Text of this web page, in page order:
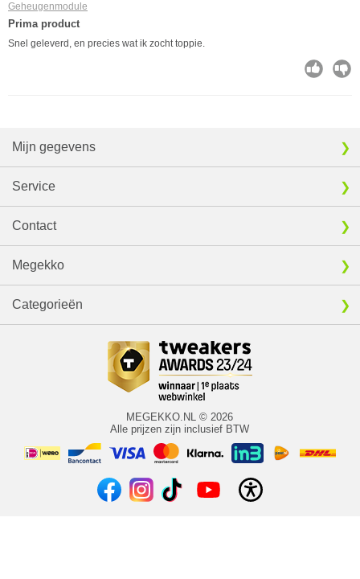
Geheugenmodule
Prima product
Snel geleverd, en precies wat ik zocht toppie.
Mijn gegevens
Service
Contact
Megekko
Categorieën
MEGEKKO.NL © 2026
Alle prijzen zijn inclusief BTW